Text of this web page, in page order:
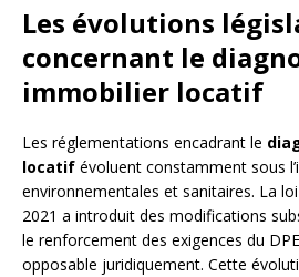
Les évolutions
concernant le
immobilier locatif
Les réglementations encadrant le
locatif évoluent constamment sous
environnementales et sanitaires. La
2021 a introduit des modifications
le renforcement des exigences du
opposable juridiquement. Cette